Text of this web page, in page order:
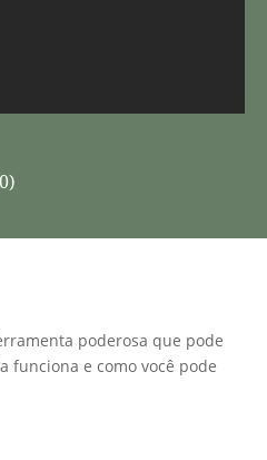
poderosa que pode
funciona e como você pode